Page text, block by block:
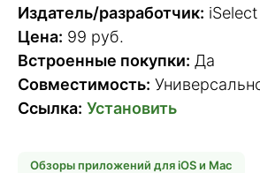
Издатель/разработчик:
Цена: 99 руб.
Встроенные покупки: Да
Совместимость:
Ссылка: Установить
Обзоры приложений для iOS и Mac